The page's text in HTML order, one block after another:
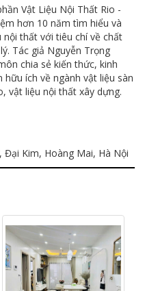
Vật Liệu Nội Thất Rio -
hơn 10 năm tìm hiểu và
thất với tiêu chí về chất
Tác giả Nguyễn Trọng
chia sẻ kiến thức, kinh
ích về ngành vật liệu sàn
vật liệu nội thất xây dựng.
Kim, Hoàng Mai, Hà Nội